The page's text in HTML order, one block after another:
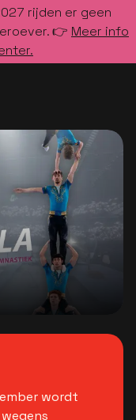
rijden er geen
👉 Meer info
wordt